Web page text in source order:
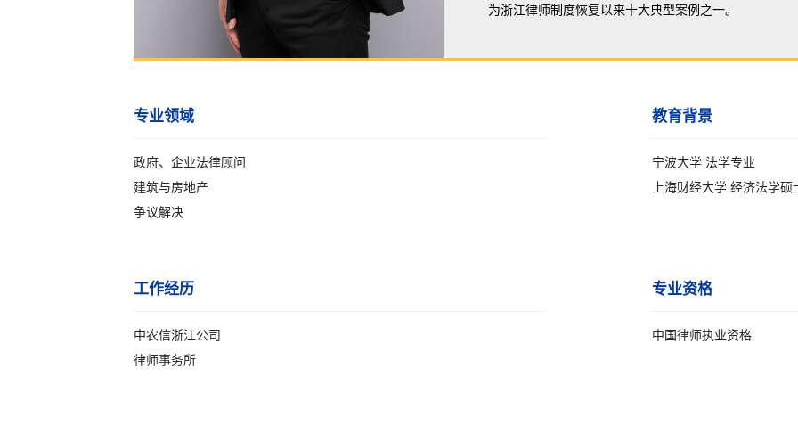
为浙江律师制度恢复以来十大典型案例之一。
专业领域
政府、企业法律顾问
建筑与房地产
争议解决
教育背景
宁波大学 法学专业
上海财经大学 经济法学硕
工作经历
中农信浙江公司
律师事务所
专业资格
中国律师执业资格